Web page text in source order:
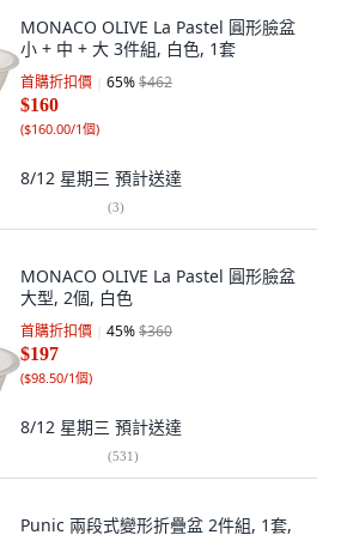
MONACO OLIVE La Pastel 圓形臉盆
小 + 中 + 大 3件組, 白色, 1套
首購折扣價 65%$462
$160
($160.00/1個)
8/12 星期三 預計送達
(3)
MONACO OLIVE La Pastel 圓形臉盆
大型, 2個, 白色
首購折扣價 45%$360
$197
($98.50/1個)
8/12 星期三 預計送達
(531)
Punic 兩段式變形折疊盆 2件組, 1套,